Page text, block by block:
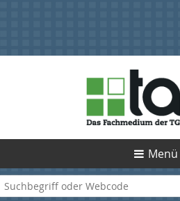
Menü